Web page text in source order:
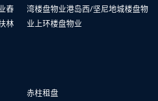
舂
林
湾楼盘物业港岛西/坚尼地城楼盘物
业 上环楼盘物业
赤柱租盘